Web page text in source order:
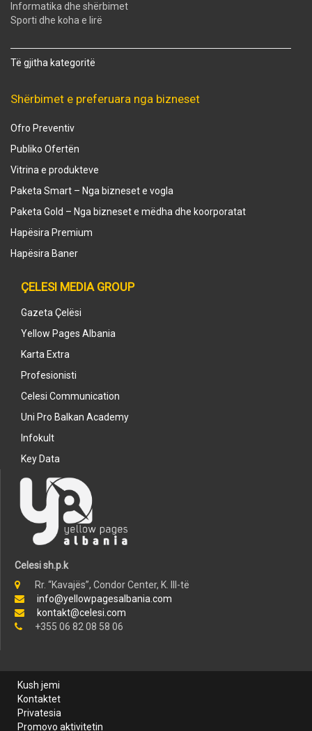
Informatika dhe shërbimet
Sporti dhe koha e lirë
Të gjitha kategoritë
Shërbimet e preferuara nga bizneset
Ofro Preventiv
Publiko Ofertën
Vitrina e produkteve
Paketa Smart – Nga bizneset e vogla
Paketa Gold – Nga bizneset e mëdha dhe koorporatat
Hapësira Premium
Hapësira Baner
ÇELESI MEDIA GROUP
Gazeta Çelësi
Yellow Pages Albania
Karta Extra
Profesionisti
Celesi Communication
Uni Pro Balkan Academy
Infokult
Key Data
Celesi sh.p.k
Rr. “Kavajës”, Condor Center, K. III-të
info@yellowpagesalbania.com
kontakt@celesi.com
+355 06 82 08 58 06
Kush jemi
Kontaktet
Privatesia
Promovo aktivitetin